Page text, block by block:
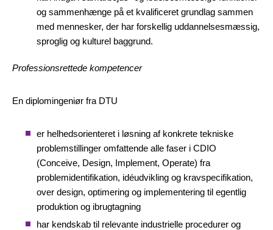
og sammenhænge på et kvalificeret grundlag sammen
med mennesker, der har forskellig uddannelsesmæssig,
sproglig og kulturel baggrund.
Professionsrettede kompetencer
En diplomingeniør fra DTU
er helhedsorienteret i løsning af konkrete tekniske
problemstillinger omfattende alle faser i CDIO
(Conceive, Design, Implement, Operate) fra
problemidentifikation, idéudvikling og kravspecifikation,
over design, optimering og implementering til egentlig
produktion og ibrugtagning
har kendskab til relevante industrielle procedurer og